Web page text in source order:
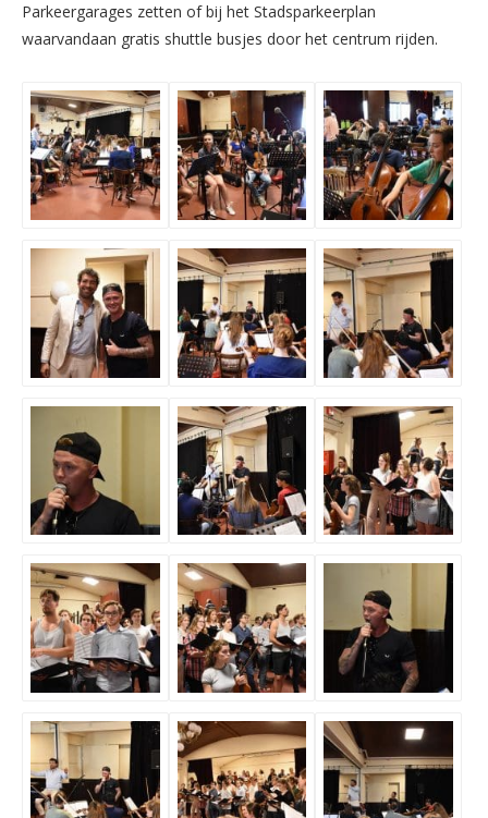
Parkeergarages zetten of bij het Stadsparkeerplan
waarvandaan gratis shuttle busjes door het centrum rijden.